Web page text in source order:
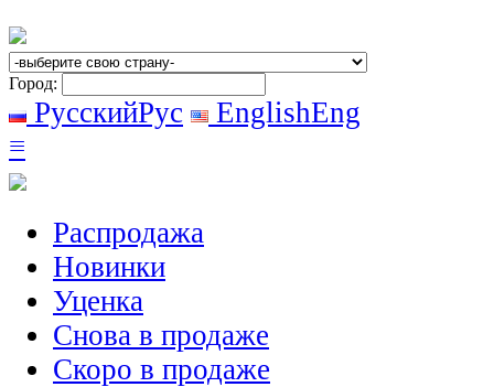
Город:
РусскийРус EnglishEng
≡
Распродажа
Новинки
Уценка
Снова в продаже
Скоро в продаже